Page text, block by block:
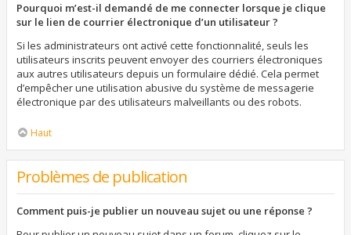
Pourquoi m’est-il demandé de me connecter lorsque je clique
sur le lien de courrier électronique d’un utilisateur ?
Si les administrateurs ont activé cette fonctionnalité, seuls les
utilisateurs inscrits peuvent envoyer des courriers électroniques
aux autres utilisateurs depuis un formulaire dédié. Cela permet
d’empêcher une utilisation abusive du système de messagerie
électronique par des utilisateurs malveillants ou des robots.
Haut
Problèmes de publication
Comment puis-je publier un nouveau sujet ou une réponse ?